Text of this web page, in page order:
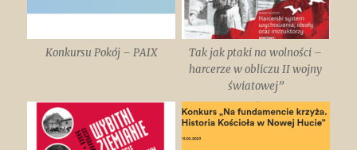
Konkursu Pokój – PAIX
Tak jak ptaki na wolności –
harcerze w obliczu II wojny
światowej”